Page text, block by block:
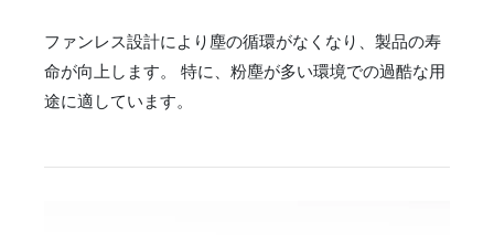
ファンレス設計により塵の循環がなくなり、製品の寿
命が向上します。 特に、粉塵が多い環境での過酷な用
途に適しています。